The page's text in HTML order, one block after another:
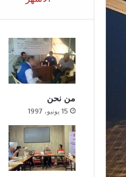
من نحن
15 يونيو، 1997